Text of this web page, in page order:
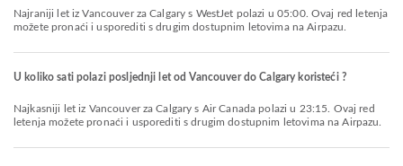
Najraniji let iz Vancouver za Calgary s WestJet polazi u 05:00. Ovaj red letenja
možete pronaći i usporediti s drugim dostupnim letovima na Airpazu.
U koliko sati polazi posljednji let od Vancouver do Calgary koristeći ?
Najkasniji let iz Vancouver za Calgary s Air Canada polazi u 23:15. Ovaj red
letenja možete pronaći i usporediti s drugim dostupnim letovima na Airpazu.